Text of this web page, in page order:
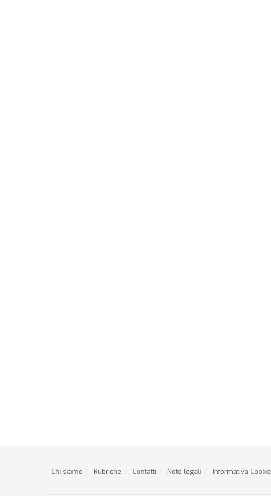
Chi siamo Rubriche Contatti Note legali Informativa Cookie